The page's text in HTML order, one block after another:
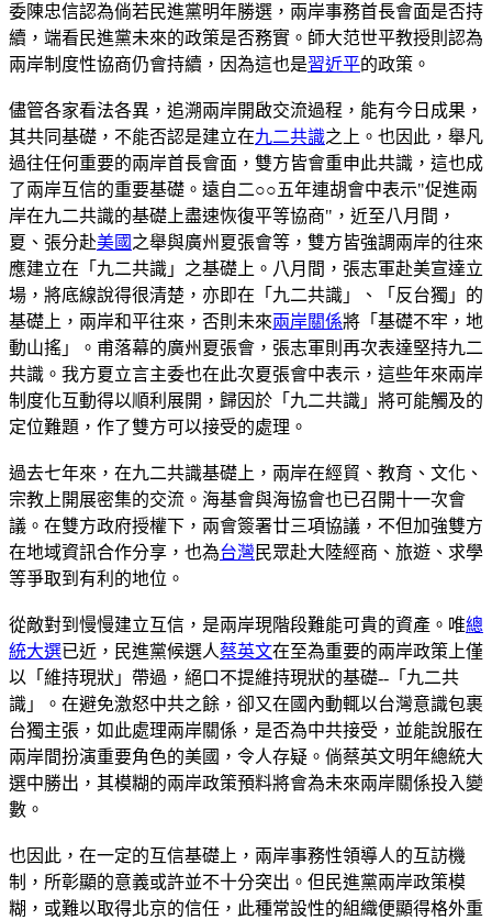
委陳忠信認為倘若民進黨明年勝選，兩岸事務首長會面是否持
續，端看民進黨未來的政策是否務實。師大范世平教授則認為
兩岸制度性協商仍會持續，因為這也是習近平的政策。
儘管各家看法各異，追溯兩岸開啟交流過程，能有今日成果，
其共同基礎，不能否認是建立在九二共識之上。也因此，舉凡
過往任何重要的兩岸首長會面，雙方皆會重申此共識，這也成
了兩岸互信的重要基礎。遠自二○○五年連胡會中表示"促進兩
岸在九二共識的基礎上盡速恢復平等協商"，近至八月間，
夏、張分赴美國 之舉與廣州夏張會等，雙方皆強調兩岸的往來
應建立在「九二共識」之基礎上。八月間，張志軍赴美宣達立
場，將底線說得很清楚，亦即在「九二共識」、「反台獨」的
基礎上，兩岸和平往來，否則未來兩岸關係將「基礎不牢，地
動山搖」。甫落幕的廣州夏張會，張志軍則再次表達堅持九二
共識。我方夏立言主委也在此次夏張會中表示，這些年來兩岸
制度化互動得以順利展開，歸因於「九二共識」將可能觸及的
定位難題，作了雙方可以接受的處理。
過去七年來，在九二共識基礎上，兩岸在經貿、教育、文化、
宗教上開展密集的交流。海基會與海協會也已召開十一次會
議。在雙方政府授權下，兩會簽署廿三項協議，不但加強雙方
在地域資訊合作分享，也為台灣 民眾赴大陸經商、旅遊、求學
等爭取到有利的地位。
從敵對到慢慢建立互信，是兩岸現階段難能可貴的資產。唯總
統大選已近，民進黨候選人蔡英文在至為重要的兩岸政策上僅
以「維持現狀」帶過，絕口不提維持現狀的基礎--「九二共
識」。在避免激怒中共之餘，卻又在國內動輒以台灣意識包裹
台獨主張，如此處理兩岸關係，是否為中共接受，並能說服在
兩岸間扮演重要角色的美國，令人存疑。倘蔡英文明年總統大
選中勝出，其模糊的兩岸政策預料將會為未來兩岸關係投入變
數。
也因此，在一定的互信基礎上，兩岸事務性領導人的互訪機
制，所彰顯的意義或許並不十分突出。但民進黨兩岸政策模
糊，或難以取得北京的信任，此種常設性的組織便顯得格外重